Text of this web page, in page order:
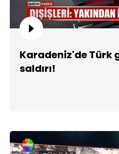
Karadeniz'de Türk
saldırı!